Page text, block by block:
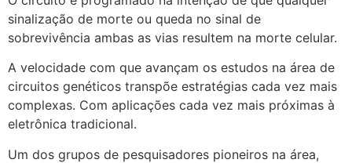
sinalização de morte ou queda no sinal de
sobrevivência ambas as vias resultem na morte celular.
A velocidade com que avançam os estudos na área de
circuitos genéticos transpõe estratégias cada vez mais
complexas. Com aplicações cada vez mais próximas à
eletrônica tradicional.
Um dos grupos de pesquisadores pioneiros na área,